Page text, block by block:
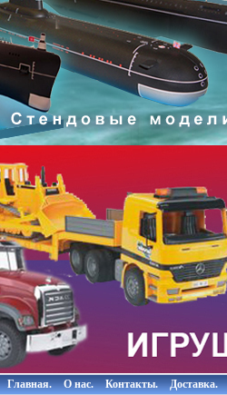
Главная. О нас. Контакты. Доставка.